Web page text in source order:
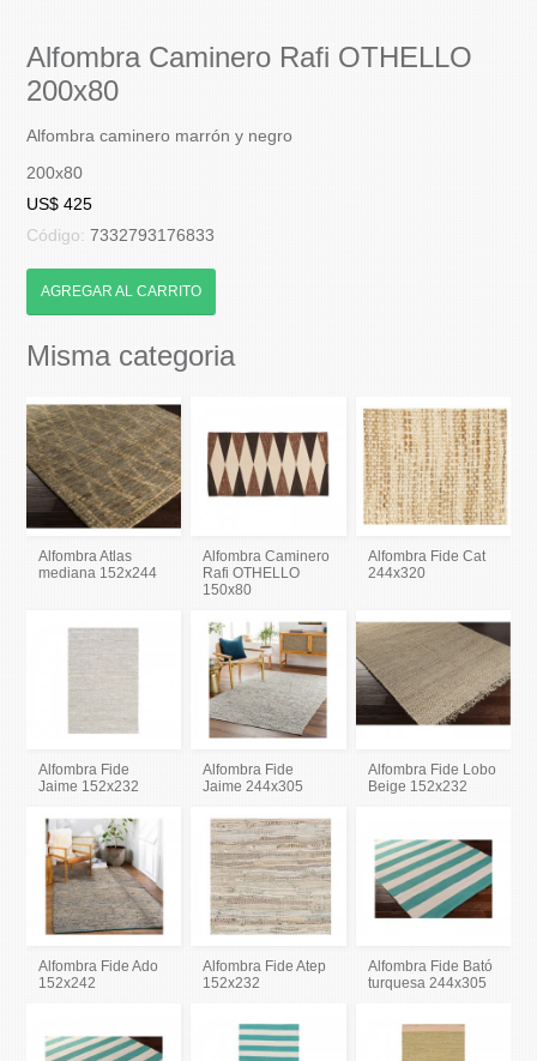
Alfombra Caminero Rafi OTHELLO
200x80
Alfombra caminero marrón y negro
200x80
US$ 425
Código:7332793176833
AGREGAR AL CARRITO
Misma categoria
Alfombra Atlas
mediana 152x244
Alfombra Caminero
Rafi OTHELLO
150x80
Alfombra Fide Cat
244x320
Alfombra Fide
Jaime 152x232
Alfombra Fide
Jaime 244x305
Alfombra Fide Lobo
Beige 152x232
Alfombra Fide Ado
152x242
Alfombra Fide Atep
152x232
Alfombra Fide Bató
turquesa 244x305